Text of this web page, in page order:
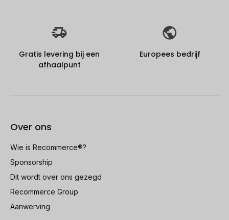
Gratis levering bij een
afhaalpunt
Europees bedrijf
Over ons
Wie is Recommerce®?
Sponsorship
Dit wordt over ons gezegd
Recommerce Group
Aanwerving